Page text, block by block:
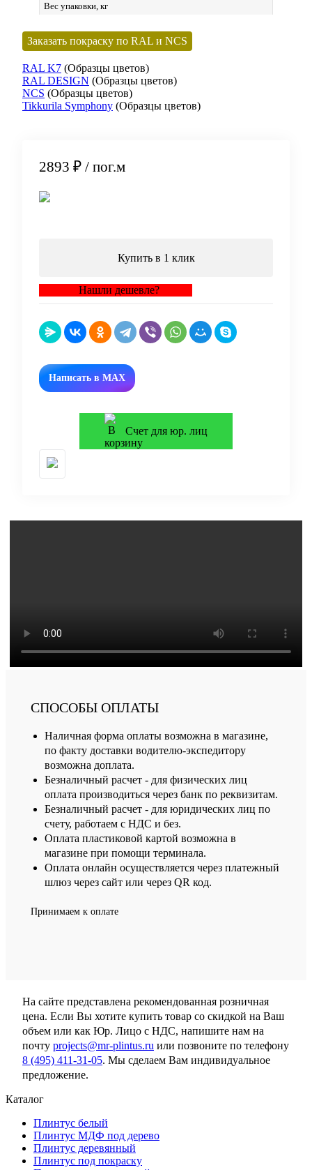
Вес упаковки, кг
Заказать покраску по RAL и NCS
RAL K7 (Образцы цветов)
RAL DESIGN (Образцы цветов)
NCS (Образцы цветов)
Tikkurila Symphony (Образцы цветов)
2893 ₽ / пог.м
Купить в 1 клик
Нашли дешевле?
Написать в MAX
Счет для юр. лиц
СПОСОБЫ ОПЛАТЫ
Наличная форма оплаты возможна в магазине,
по факту доставки водителю-экспедитору
возможна доплата.
Безналичный расчет - для физических лиц
оплата производиться через банк по реквизитам.
Безналичный расчет - для юридических лиц по
счету, работаем с НДС и без.
Оплата пластиковой картой возможна в
магазине при помощи терминала.
Оплата онлайн осуществляется через платежный
шлюз через сайт или через QR код.
Принимаем к оплате
На сайте представлена рекомендованная розничная
цена. Если Вы хотите купить товар со скидкой на Ваш
объем или как Юр. Лицо с НДС, напишите нам на
почту projects@mr-plintus.ru или позвоните по телефону
8 (495) 411-31-05. Мы сделаем Вам индивидуальное
предложение.
Каталог
Плинтус белый
Плинтус МДФ под дерево
Плинтус деревянный
Плинтус под покраску